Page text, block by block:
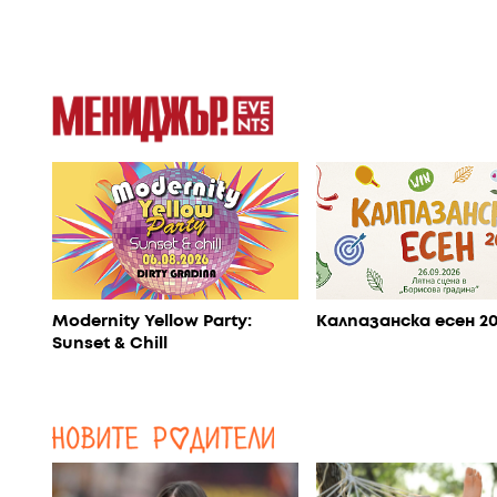
Modernity Yellow Party:
Sunset & Chill
Калпазанска есен